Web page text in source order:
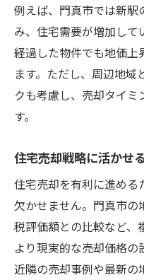
例えば、門真市では新駅
み、住宅需要が増加して
経過した物件でも地価上
ます。ただし、周辺地
クも考慮し、売却タイ
す。
住宅売却戦略に活かせ
住宅売却を有利に進める
欠かせません。門真市の
税評価額との比較など、
より現実的な売却価格の
近隣の売却事例や最新の